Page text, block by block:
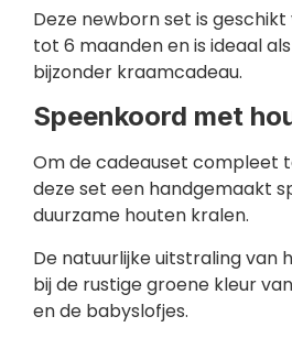
Deze newborn set is geschikt
tot 6 maanden en is ideaal
bijzonder kraamcadeau.
Speenkoord met
Om de cadeauset compleet
deze set een handgemaakt
duurzame houten kralen.
De natuurlijke uitstraling van
bij de rustige groene kleur
en de babyslofjes.